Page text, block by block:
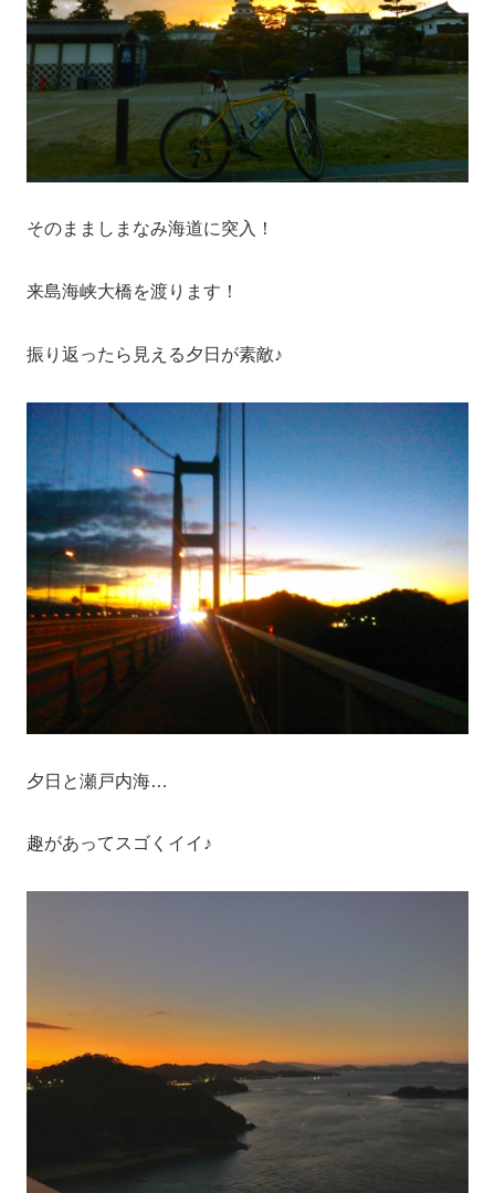
そのまましまなみ海道に突入！
来島海峡大橋を渡ります！
振り返ったら見える夕日が素敵♪
夕日と瀬戸内海…
趣があってスゴくイイ♪